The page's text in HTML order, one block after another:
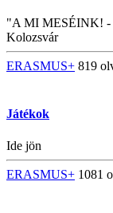
"A MI MESÉINK! -
Kolozsvár
ERASMUS+ 819
Játékok
Ide jön
ERASMUS+ 1081